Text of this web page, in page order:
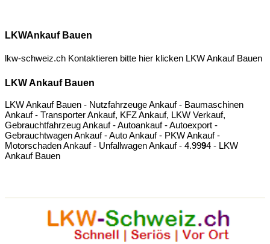
LKWAnkauf Bauen
lkw-schweiz.ch Kontaktieren bitte hier klicken LKW Ankauf Bauen
LKW Ankauf Bauen
LKW Ankauf Bauen - Nutzfahrzeuge Ankauf - Baumaschinen
Ankauf - Transporter Ankauf, KFZ Ankauf, LKW Verkauf,
Gebrauchtfahrzeug Ankauf - Autoankauf - Autoexport -
Gebrauchtwagen Ankauf - Auto Ankauf - PKW Ankauf -
Motorschaden Ankauf - Unfallwagen Ankauf - 4.9994 - LKW
Ankauf Bauen